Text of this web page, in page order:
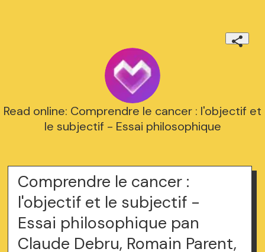
Read online: Comprendre le cancer : l'objectif et
le subjectif - Essai philosophique
Comprendre le cancer :
l'objectif et le subjectif -
Essai philosophique pan
Claude Debru, Romain Parent,